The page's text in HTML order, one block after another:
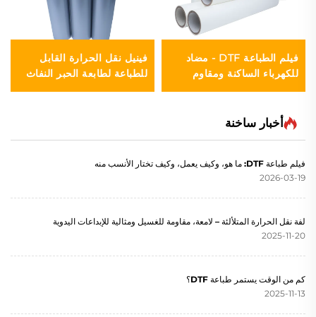
فيلم الطباعة DTF - مضاد
للكهرباء الساكنة ومقاوم
للرطوبة
فينيل نقل الحرارة القابل
للطباعة لطابعة الحبر النفاث
أخبار ساخنة
فيلم طباعة DTF: ما هو، وكيف يعمل، وكيف تختار الأنسب منه
2026-03-19
لفة نقل الحرارة المتلألئة – لامعة، مقاومة للغسيل ومثالية للإبداعات اليدوية
2025-11-20
كم من الوقت يستمر طباعة DTF؟
2025-11-13